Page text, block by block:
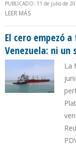
PUBLICADO: 11 de julio de
LEER MÁS
El cero empezó
Venezuela: ni
La